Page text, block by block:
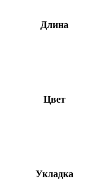
Длина
Цвет
Укладка